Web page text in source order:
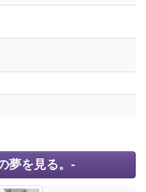
夢を見る。-